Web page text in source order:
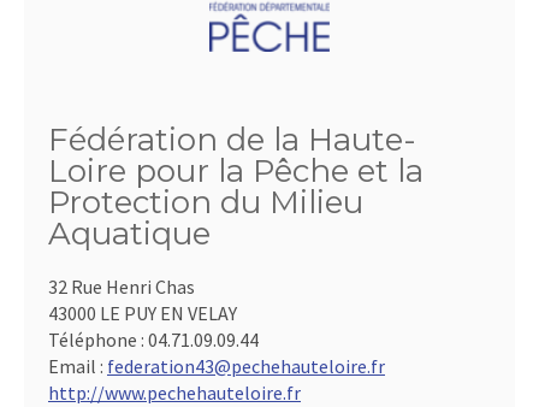
Fédération de la Haute-
Loire pour la Pêche et la
Protection du Milieu
Aquatique
32 Rue Henri Chas
43000 LE PUY EN VELAY
Téléphone : 04.71.09.09.44
Email : federation43@pechehauteloire.fr
http://www.pechehauteloire.fr